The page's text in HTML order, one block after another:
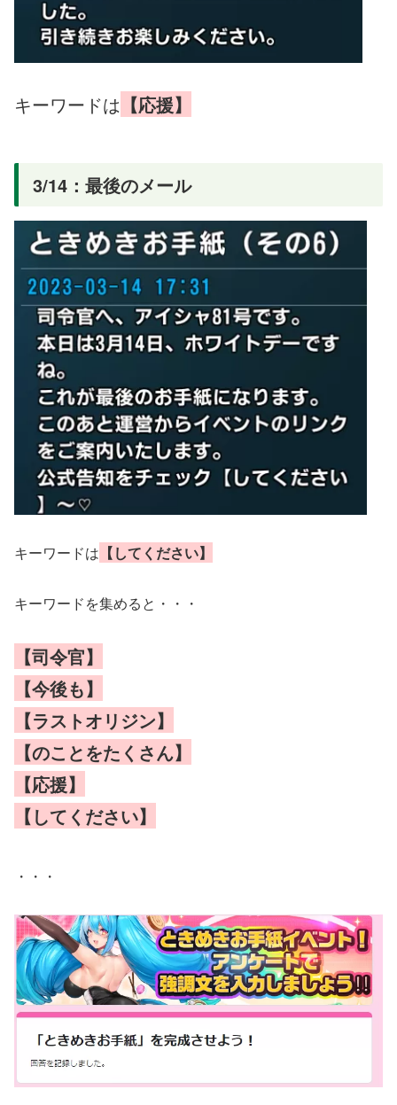
キーワードは 【応援】
3/14：最後のメール
キーワードは 【してください】
キーワードを集めると・・・
【司令官】
【今後も】
【ラストオリジン】
【のことをたくさん】
【応援】
【してください】
・・・